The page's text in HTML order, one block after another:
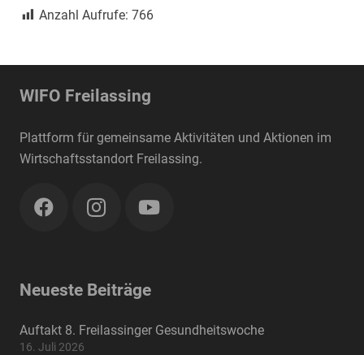
Anzahl Aufrufe: 766
WIFO Freilassing
Plattform für gemeinsame Aktivitäten und Aktionen im
Wirtschaftsstandort Freilassing.
Neueste Beiträge
Auftakt 8. Freilassinger Gesundheitswoche
16. Juli 2026